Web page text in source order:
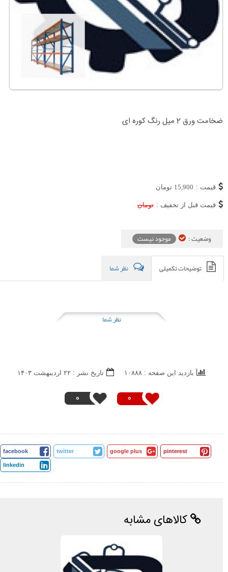
ضخامت ورق 2 میل رنگ کوره ای
قیمت : 15,900 تومان
قیمت قبل از تخفیف : تومان
وضعیت : موجود نیست
توضیحات تکمیلی نظر شما
نظر شما
0
0
بازدید این صفحه : ۱۰۸۸۸ تاریخ نشر : ۲۲ ارديبهشت ۱۴۰۳
facebook twitter google plus pinterest
linkedin
کالاهای مشابه